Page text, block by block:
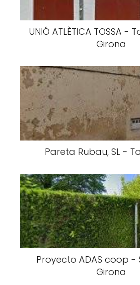
UNIÓ ATLÈTICA TOSSA -
Girona
Pareta Rubau, SL -
Proyecto ADAS coop -
Girona